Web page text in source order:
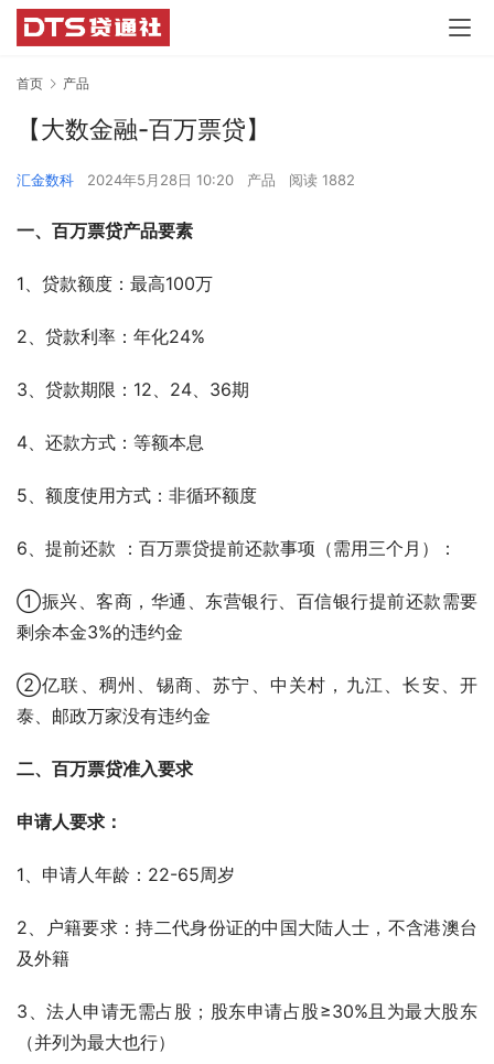
首页 产品
【大数金融-百万票贷】
汇金数科 2024年5月28日 10:20 产品 阅读 1882
一、百万票贷产品要素
1、贷款额度：最高100万
2、贷款利率：年化24%
3、贷款期限：12、24、36期
4、还款方式：等额本息
5、额度使用方式：非循环额度
6、提前还款 ：百万票贷提前还款事项（需用三个月）：
①振兴、客商，华通、东营银行、百信银行提前还款需要
剩余本金3%的违约金
②亿联、稠州、锡商、苏宁、中关村，九江、长安、开
泰、邮政万家没有违约金
二、百万票贷准入要求
申请人要求：
1、申请人年龄：22-65周岁
2、户籍要求：持二代身份证的中国大陆人士，不含港澳台
及外籍
3、法人申请无需占股；股东申请占股≥30%且为最大股东
（并列为最大也行）